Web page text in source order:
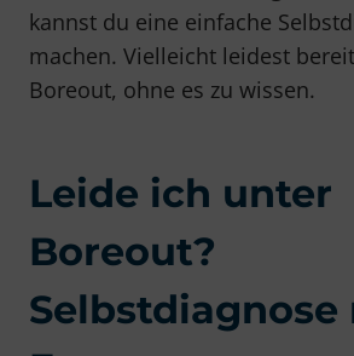
kannst du eine einfache
machen. Vielleicht leidest
Boreout, ohne es zu wissen.
Leide ich unter
Boreout?
Selbstdiagnose